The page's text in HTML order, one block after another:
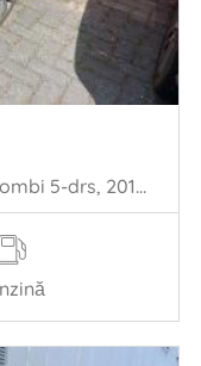
Clio IV Estate/Grandtour (7R), Combi 5-drs, 2012 / 2021 0.9 Energy TCE 12V